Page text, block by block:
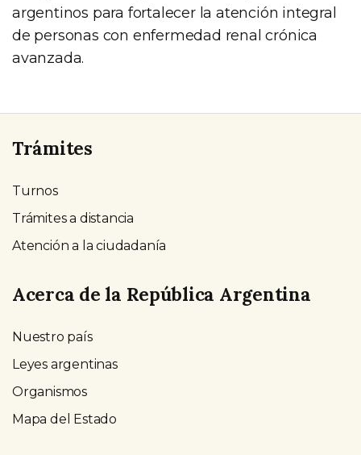
argentinos para fortalecer la atención integral
de personas con enfermedad renal crónica
avanzada.
Trámites
Turnos
Trámites a distancia
Atención a la ciudadanía
Acerca de la República Argentina
Nuestro país
Leyes argentinas
Organismos
Mapa del Estado